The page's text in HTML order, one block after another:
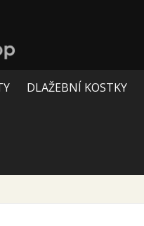
DLAŽEBNÍ KOSTKY